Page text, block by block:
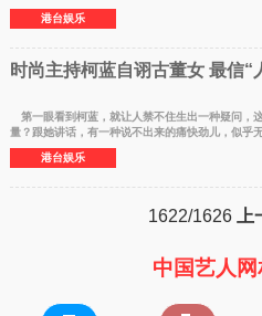
港台娱乐
时尚主持柯蓝自诩古董女 最信“
第一眼看到柯蓝，就让人禁不住生出一种疑问，
量？跟她讲话，有一种说不出来的痛快劲儿，似乎
港台娱乐
1622/1626
中国艺人